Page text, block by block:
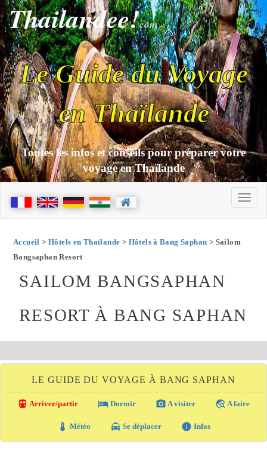
Thailandee!com
Le Guide du Voyage
en Thaïlande
Toutes les infos et conseils pour préparer votre
voyage en Thaïlande
Accueil > Hôtels en Thaïlande > Hôtels à Bang Saphan > Sailom
Bangsaphan Resort
SAILOM BANGSAPHAN
RESORT À BANG SAPHAN
LE GUIDE DU VOYAGE À BANG SAPHAN
directions_transit Arriver/partir local_hotel Dormir photo_camera A visiter travel_explore A faire
thermostat Météo local_taxi Se déplacer info Infos